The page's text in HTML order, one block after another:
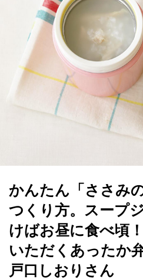
かんたん「ささみ
つくり方。スープ
けばお昼に食べ頃
いただくあったか
戸口しおりさん